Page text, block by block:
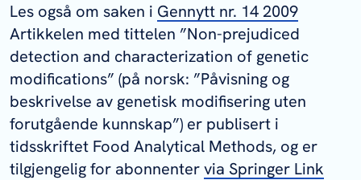
Les også om saken i Gennytt nr. 14 2009
Artikkelen med tittelen ”Non-prejudiced
detection and characterization of genetic
modifications” (på norsk: ”Påvisning og
beskrivelse av genetisk modifisering uten
forutgående kunnskap”) er publisert i
tidsskriftet Food Analytical Methods, og er
tilgjengelig for abonnentervia Springer Link